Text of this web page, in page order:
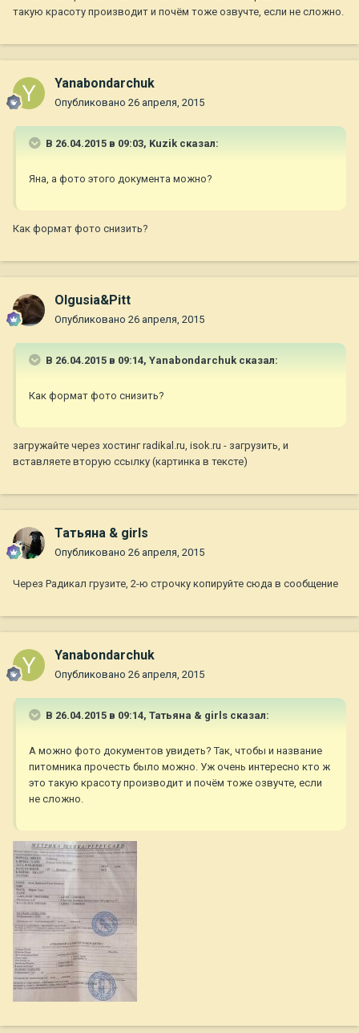
такую красоту производит и почём тоже озвучте, если не сложно.
Yanabondarchuk
Опубликовано 26 апреля, 2015
В 26.04.2015 в 09:03, Kuzik сказал:
Яна, а фото этого документа можно?
Как формат фото снизить?
Olgusia&Pitt
Опубликовано 26 апреля, 2015
В 26.04.2015 в 09:14, Yanabondarchuk сказал:
Как формат фото снизить?
загружайте через хостинг radikal.ru, isok.ru - загрузить, и
вставляете вторую ссылку (картинка в тексте)
Татьяна & girls
Опубликовано 26 апреля, 2015
Через Радикал грузите, 2-ю строчку копируйте сюда в сообщение
Yanabondarchuk
Опубликовано 26 апреля, 2015
В 26.04.2015 в 09:14, Татьяна & girls сказал:
А можно фото документов увидеть? Так, чтобы и название
питомника прочесть было можно. Уж очень интересно кто ж
это такую красоту производит и почём тоже озвучте, если
не сложно.